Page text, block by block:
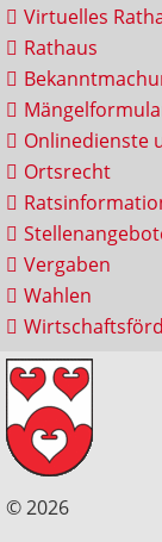
Virtuelles
Rathaus
Onlinedienste
Ortsrecht
Vergaben
Wahlen
© 2026